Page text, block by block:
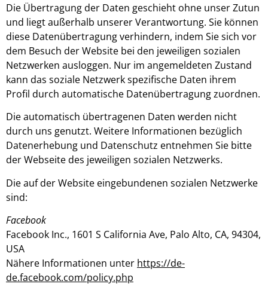
Die Übertragung der Daten geschieht ohne unser Zutun
und liegt außerhalb unserer Verantwortung. Sie können
diese Datenübertragung verhindern, indem Sie sich vor
dem Besuch der Website bei den jeweiligen sozialen
Netzwerken ausloggen. Nur im angemeldeten Zustand
kann das soziale Netzwerk spezifische Daten ihrem
Profil durch automatische Datenübertragung zuordnen.
Die automatisch übertragenen Daten werden nicht
durch uns genutzt. Weitere Informationen bezüglich
Datenerhebung und Datenschutz entnehmen Sie bitte
der Webseite des jeweiligen sozialen Netzwerks.
Die auf der Website eingebundenen sozialen Netzwerke
sind:
Facebook
Facebook Inc., 1601 S California Ave, Palo Alto, CA, 94304,
USA
Nähere Informationen unter https://de-
de.facebook.com/policy.php